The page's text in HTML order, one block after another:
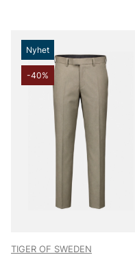
Nyhet
-40%
TIGER OF SWEDEN